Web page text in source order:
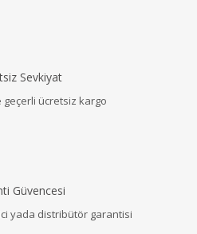
Sevkiyat
ücretsiz kargo
Güvencesi
yada distribütör garantisi